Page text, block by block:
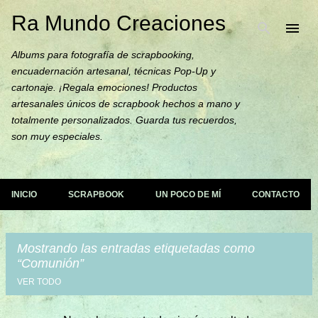
Ir al contenido principal
Ra Mundo Creaciones
Albums para fotografía de scrapbooking,
encuadernación artesanal, técnicas Pop-Up y
cartonaje. ¡Regala emociones! Productos
artesanales únicos de scrapbook hechos a mano y
totalmente personalizados. Guarda tus recuerdos,
son muy especiales.
INICIO SCRAPBOOK UN POCO DE MÍ CONTACTO
Mostrando las entradas etiquetadas como
Comunión
VER TODO